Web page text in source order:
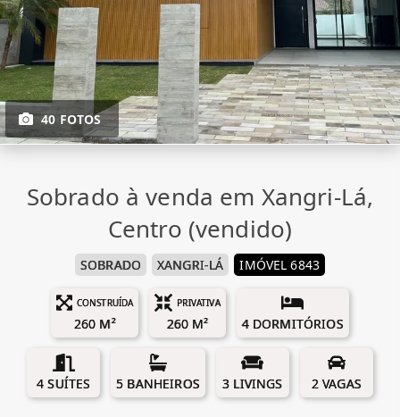
40 FOTOS
Sobrado à venda em Xangri-Lá,
Centro (vendido)
SOBRADO XANGRI-LÁ IMÓVEL 6843
CONSTRUÍDA
260 M²
PRIVATIVA
260 M² 4 DORMITÓRIOS
4 SUÍTES 5 BANHEIROS 3 LIVINGS 2 VAGAS